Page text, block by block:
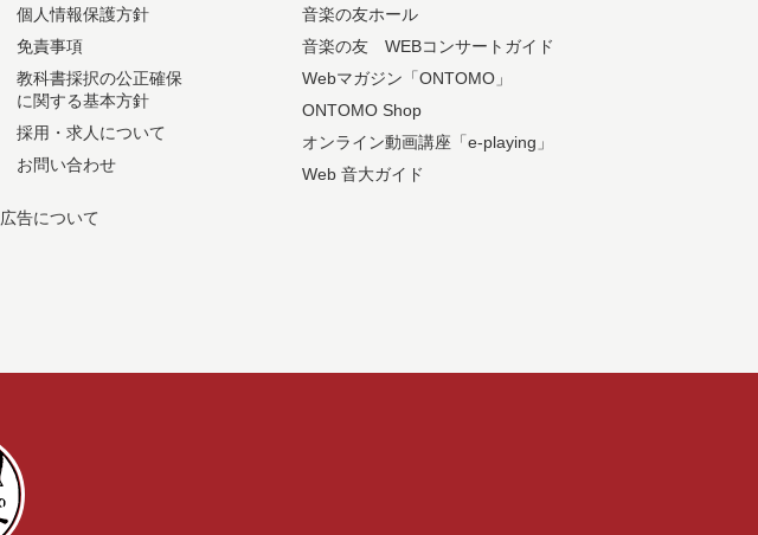
個人情報保護方針
免責事項
教科書採択の公正確保
に関する基本方針
採用・求人について
お問い合わせ
広告について
音楽の友ホール
音楽の友 WEBコンサートガイド
Webマガジン「ONTOMO」
ONTOMO Shop
オンライン動画講座「e-playing」
Web 音大ガイド